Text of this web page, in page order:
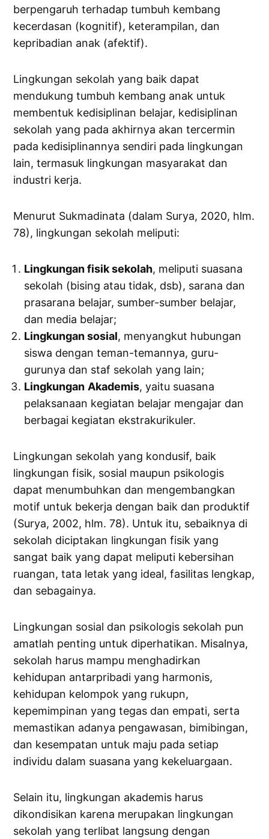
berpengaruh terhadap tumbuh kembang
kecerdasan (kognitif), keterampilan, dan
kepribadian anak (afektif).
Lingkungan sekolah yang baik dapat
mendukung tumbuh kembang anak untuk
membentuk kedisiplinan belajar, kedisiplinan
sekolah yang pada akhirnya akan tercermin
pada kedisiplinannya sendiri pada lingkungan
lain, termasuk lingkungan masyarakat dan
industri kerja.
Menurut Sukmadinata (dalam Surya, 2020, hlm.
78), lingkungan sekolah meliputi:
Lingkungan fisik sekolah, meliputi suasana
sekolah (bising atau tidak, dsb), sarana dan
prasarana belajar, sumber-sumber belajar,
dan media belajar;
Lingkungan sosial, menyangkut hubungan
siswa dengan teman-temannya, guru-
gurunya dan staf sekolah yang lain;
Lingkungan Akademis, yaitu suasana
pelaksanaan kegiatan belajar mengajar dan
berbagai kegiatan ekstrakurikuler.
Lingkungan sekolah yang kondusif, baik
lingkungan fisik, sosial maupun psikologis
dapat menumbuhkan dan mengembangkan
motif untuk bekerja dengan baik dan produktif
(Surya, 2002, hlm. 78). Untuk itu, sebaiknya di
sekolah diciptakan lingkungan fisik yang
sangat baik yang dapat meliputi kebersihan
ruangan, tata letak yang ideal, fasilitas lengkap,
dan sebagainya.
Lingkungan sosial dan psikologis sekolah pun
amatlah penting untuk diperhatikan. Misalnya,
sekolah harus mampu menghadirkan
kehidupan antarpribadi yang harmonis,
kehidupan kelompok yang rukupn,
kepemimpinan yang tegas dan empati, serta
memastikan adanya pengawasan, bimibingan,
dan kesempatan untuk maju pada setiap
individu dalam suasana yang kekeluargaan.
Selain itu, lingkungan akademis harus
dikondisikan karena merupakan lingkungan
sekolah yang terlibat langsung dengan